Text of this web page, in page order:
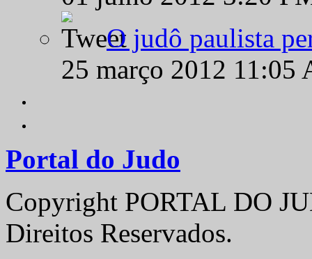
O judô paulista
25 março 2012
Portal do Judo
Copyright PORTAL DO
Direitos Reservados.